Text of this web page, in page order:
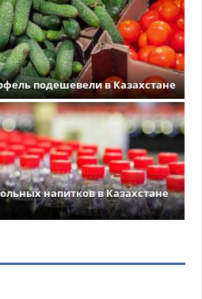
подешевели в Казахстане
напитков в Казахстане